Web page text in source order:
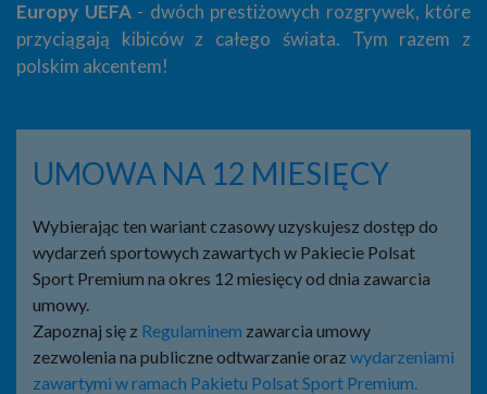
Europy UEFA- dwóch prestiżowych rozgrywek, które
przyciągają kibiców z całego świata. Tym razem z
polskim akcentem!
UMOWA NA 12 MIESIĘCY
Wybierając ten wariant czasowy uzyskujesz dostęp do
wydarzeń sportowych zawartych w Pakiecie Polsat
Sport Premium na okres 12 miesięcy od dnia zawarcia
umowy.
Zapoznaj się z Regulaminem zawarcia umowy
zezwolenia na publiczne odtwarzanie oraz wydarzeniami
zawartymi w ramach Pakietu Polsat Sport Premium.